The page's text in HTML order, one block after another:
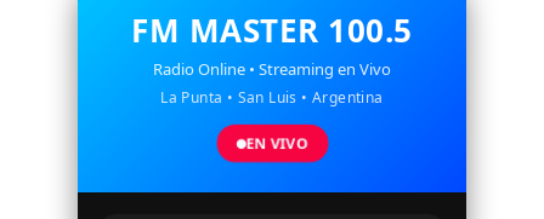
FM MASTER 100.5
Radio Online • Streaming en Vivo
La Punta • San Luis • Argentina
EN VIVO